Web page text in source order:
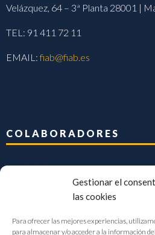
Gestionar el
las cookies
Para ofrecer las mejores experiencias,
para almacenar y/o acceder a la información
Velázquez, 64 – 3ª Planta 28001 |
TEL: 91 411 72 11
EMAIL:fiab@fiab.es
COLABORADORES